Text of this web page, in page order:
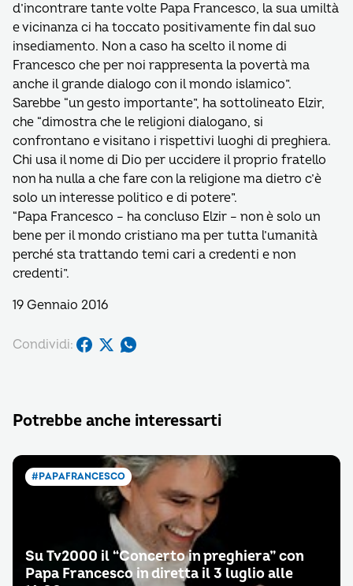
d’incontrare tante volte Papa Francesco, la sua umiltà
e vicinanza ci ha toccato positivamente fin dal suo
insediamento. Non a caso ha scelto il nome di
Francesco che per noi rappresenta la povertà ma
anche il grande dialogo con il mondo islamico”.
Sarebbe “un gesto importante”, ha sottolineato Elzir,
che “dimostra che le religioni dialogano, si
confrontano e visitano i rispettivi luoghi di preghiera.
Chi usa il nome di Dio per uccidere il proprio fratello
non ha nulla a che fare con la religione ma dietro c’è
solo un interesse politico e di potere”.
“Papa Francesco – ha concluso Elzir – non è solo un
bene per il mondo cristiano ma per tutta l’umanità
perché sta trattando temi cari a credenti e non
credenti”.
19 Gennaio 2016
Condividi:
Potrebbe anche interessarti
#PAPAFRANCESCO
Su Tv2000 il “Concerto in preghiera” con
Papa Francesco in diretta il 3 luglio alle